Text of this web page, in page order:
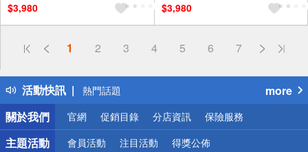
$3,980
$3,980
1 2 3 4 5 6 7
活動快訊
偏遠地區配送
得獎公告
熱門話題
銀行優惠
偏遠地區配送
詐騙網頁！請小心！
more
關於我們
官網 促銷目錄 分店資訊 保險服務
主題活動 會員活動 注目活動 得獎公佈